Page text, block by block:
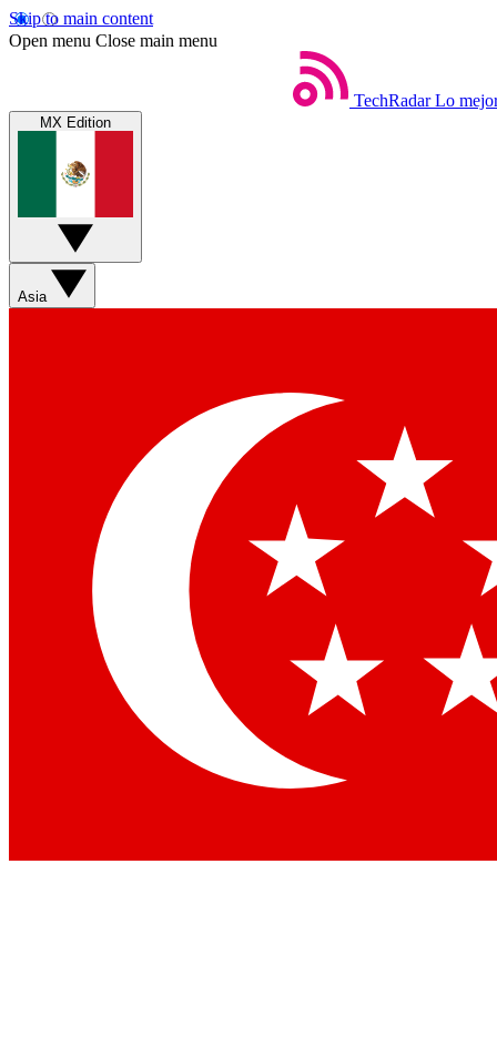
Skip to main content
Open menu Close main menu
TechRadar Lo
MX Edition
Asia